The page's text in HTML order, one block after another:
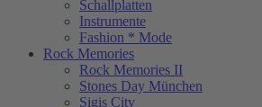
Schallplatten
Instrumente
Fashion * Mode
Rock Memories
Rock Memories II
Stones Day München
Sigis City